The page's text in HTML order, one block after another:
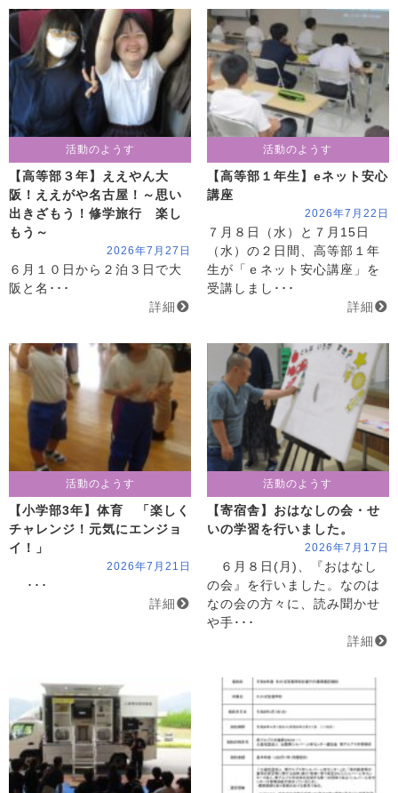
活動のようす
【高等部３年】ええやん大
阪！ええがや名古屋！～思い
出きざもう！修学旅行 楽し
もう～
2026年7月27日
６月１０日から２泊３日で大
阪と名･･･
詳細
活動のようす
【高等部１年生】eネット安心
講座
2026年7月22日
７月８日（水）と７月15日
（水）の２日間、高等部１年
生が「ｅネット安心講座」を
受講しまし･･･
詳細
活動のようす
【小学部3年】体育 「楽しく
チャレンジ！元気にエンジョ
イ！」
2026年7月21日
･･･
詳細
活動のようす
【寄宿舎】おはなしの会・せ
いの学習を行いました。
2026年7月17日
６月８日(月)、『おはなし
の会』を行いました。なのは
なの会の方々に、読み聞かせ
や手･･･
詳細